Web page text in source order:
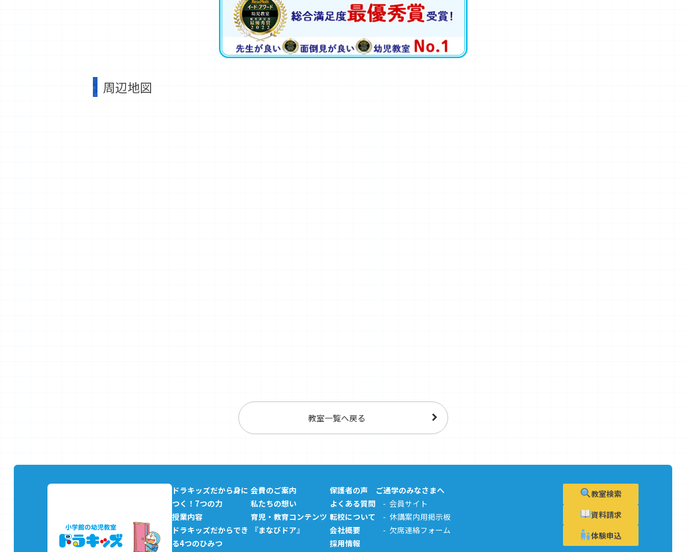
周辺地図
教室一覧へ戻る
ドラキッズだから身に
つく！7つの力
授業内容
ドラキッズだからでき
る4つのひみつ
会費のご案内
私たちの想い
育児・教育コンテンツ
『まなびドア』
保護者の声
よくある質問
転校について
会社概要
採用情報
ご通学のみなさまへ
会員サイト
休講案内用掲示板
欠席連絡フォーム
教室検索
資料請求
体験申込